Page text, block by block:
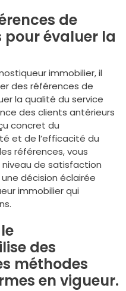
de
évaluer la
immobilier, il
des références de
la qualité du service
des clients antérieurs
concret du
et de l’efficacité du
références, vous
de satisfaction
décision éclairée
immobilier qui
des
méthodes
en vigueur.